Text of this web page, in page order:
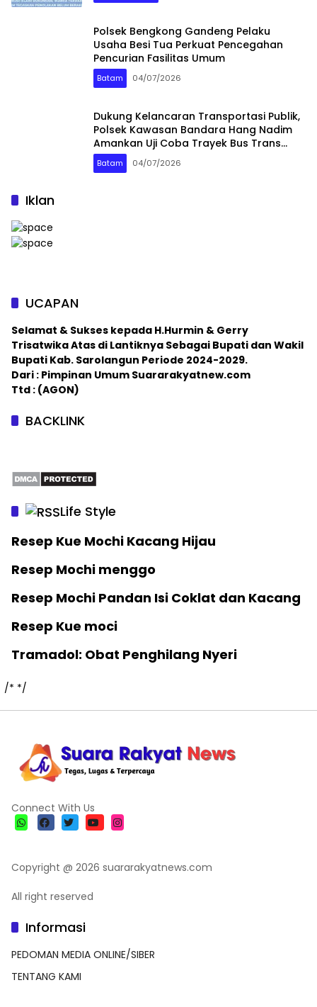
Polsek Bengkong Gandeng Pelaku
Usaha Besi Tua Perkuat Pencegahan
Pencurian Fasilitas Umum
Batam 04/07/2026
Dukung Kelancaran Transportasi Publik,
Polsek Kawasan Bandara Hang Nadim
Amankan Uji Coba Trayek Bus Trans
Batam
Batam 04/07/2026
Iklan
UCAPAN
Selamat & Sukses kepada H.Hurmin & Gerry
Trisatwika Atas di Lantiknya Sebagai Bupati dan Wakil
Bupati Kab. Sarolangun Periode 2024-2029.
Dari : Pimpinan Umum Suararakyatnew.com
Ttd : (AGON)
BACKLINK
Life Style
Resep Kue Mochi Kacang Hijau
Resep Mochi menggo
Resep Mochi Pandan Isi Coklat dan Kacang
Resep Kue moci
Tramadol: Obat Penghilang Nyeri
/* */
Connect With Us
Copyright @ 2026 suararakyatnews.com
All right reserved
Informasi
PEDOMAN MEDIA ONLINE/SIBER
TENTANG KAMI